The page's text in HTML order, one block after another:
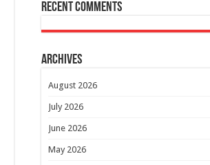
Recent Comments
Archives
August 2026
July 2026
June 2026
May 2026